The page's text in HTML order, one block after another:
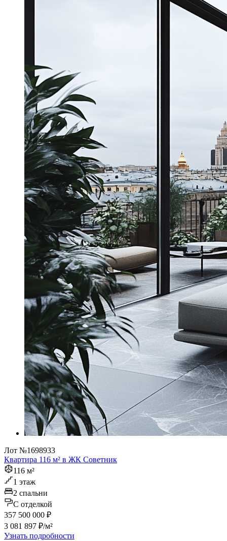
Лот №1698933
Квартира 116 м² в ЖК Советник
116 м²
1 этаж
2 спальни
C отделкой
357 500 000 ₽
3 081 897 ₽/м²
Узнать подробности